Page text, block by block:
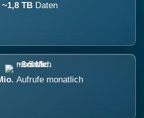
~1,8 TB Daten
Aufrufe monatlich